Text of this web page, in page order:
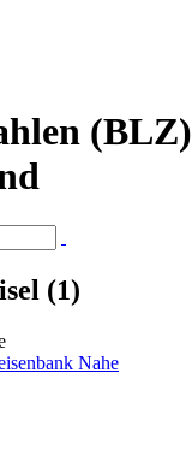
(BLZ)
(1)
Nahe